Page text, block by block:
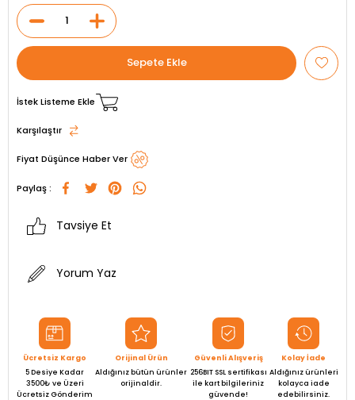
İstek Listeme Ekle
Karşılaştır
Fiyat Düşünce Haber Ver
Paylaş :
Tavsiye Et
Yorum Yaz
Ücretsiz Kargo
5 Desiye Kadar
3500₺ ve Üzeri
Ücretsiz Gönderim
Orijinal Ürün
Aldığınız bütün ürünler
orijinaldir.
Güvenli Alışveriş
256BIT SSL sertifikası
ile kart bilgileriniz
güvende!
Kolay İade
Aldığınız ürünleri
kolayca iade
edebilirsiniz.